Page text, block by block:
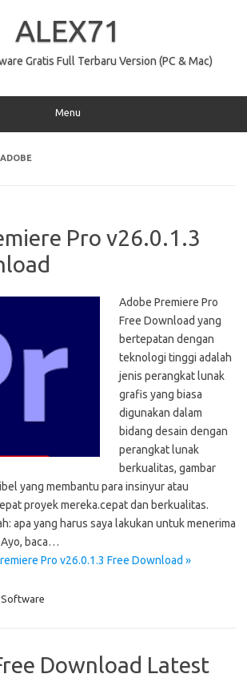
ALEX71
Gratis Full Terbaru Version (PC & Mac)
Menu
ADOBE
Pro v26.0.1.3
Adobe Premiere Pro
Free Download yang
bertepatan dengan
teknologi tinggi adalah
jenis perangkat lunak
grafis yang biasa
digunakan dalam
bidang desain dengan
perangkat lunak
berkualitas, gambar
yang membantu para insinyur atau
proyek mereka.cepat dan berkualitas.
apa yang harus saya lakukan untuk menerima
baca…
Pro v26.0.1.3 Free Download »
Software
Download Latest